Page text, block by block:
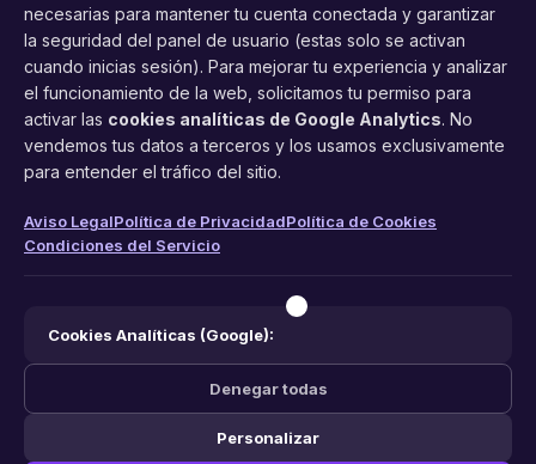
FacilCita
Asistente inteligente de citas por teléfono y WhatsApp.
Gestión profesional de agenda con IA para tu negocio.
Funciones
Aviso Legal
necesarias para mantener tu cuenta conectada y garantizar
la seguridad del panel de usuario (estas solo se activan
cuando inicias sesión). Para mejorar tu experiencia y analizar
el funcionamiento de la web, solicitamos tu permiso para
activar las cookies analíticas de Google Analytics. No
vendemos tus datos a terceros y los usamos exclusivamente
para entender el tráfico del sitio.
Aviso LegalPolítica de PrivacidadPolítica de Cookies
Condiciones del Servicio
Cookies Analíticas (Google):
Denegar todas
Personalizar